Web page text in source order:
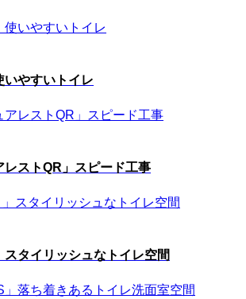
いやすいトイレ
レストQR」スピード工事
タイリッシュなトイレ空間